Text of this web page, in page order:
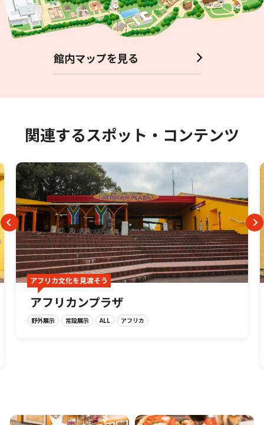
館内マップを見る
関連するスポット・コンテンツ
アフリカ文化を見渡そう
アフリカンプラザ
野外展示 常設展示 ALL アフリカ